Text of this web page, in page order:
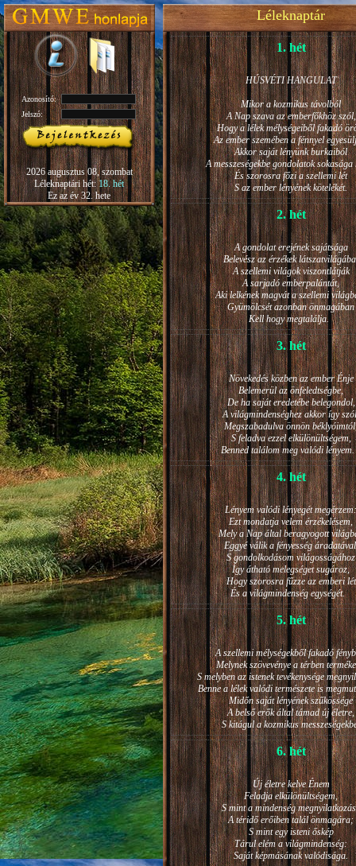
Azonosító:
Jelszó:
2026 augusztus 08, szombat
Léleknaptári hét:18. hét
Ez az év 32. hete
Léleknaptár
1. hét
HÚSVÉTI HANGULAT
Mikor a kozmikus távolból
A Nap szava az emberfőkhöz szól,
Hogy a lélek mélységeiből fakadó
Az ember szemében a fénnyel
Akkor saját lényünk burkaiból
A messzeségekbe gondolatok sokasága
És szorosra főzi a szellemi lét
S az ember lényének kötelékét.
2. hét
A gondolat erejének sajátsága
Belevész az érzékek
A szellemi világok viszontlátják
A sarjadó emberpalántát,
Aki lelkének magvát a szellemi
Gyümölcsét azonban önmagában
Kell hogy megtalálja.
3. hét
Növekedés közben az ember Énje
Belemerül az önfeledtségbe,
De ha saját eredetébe belegondol,
A világmindenséghez akkor így
Megszabadulva önnön
S feladva ezzel elkülönültségem,
Benned találom meg valódi
4. hét
Lényem valódi lényegét megérzem:
Ezt mondatja velem érzékelésem,
Mely a Nap által beragyogott
Eggyé válik a fényesség
S gondolkodásom világosságához
Így átható melegséget sugároz,
Hogy szorosra fűzze az emberi lét
És a világmindenség egységét.
5. hét
A szellemi mélységekből fakadó
Melynek szövevénye a térben
S melyben az istenek tevékenysége
Benne a lélek valódi természete is
Midőn saját lényének szűkössége
A belső erők által támad új életre,
S kitágul a kozmikus
6. hét
Új életre kelve Énem
Feladja elkülönültségem,
S mint a mindenség
A téridő erőiben talál önmagára;
S mint egy isteni őskép
Tárul elém a világmindenség:
Saját képmásának valódisága.